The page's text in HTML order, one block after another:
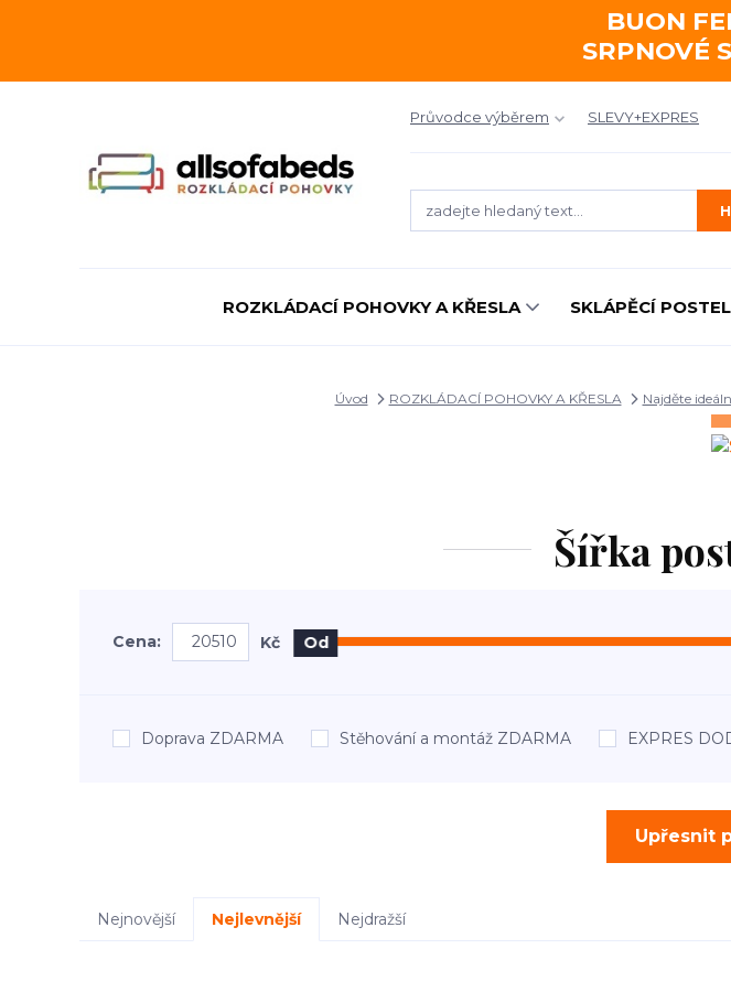
BUON
SRPNOVÉ
Průvodce výběrem SLEVY+EXPRES
ROZKLÁDACÍ POHOVKY A KŘESLA SKLÁPĚCÍ
Úvod ROZKLÁDACÍ POHOVKY A KŘESLA Najděte
Šířka
Upřesnit
Cena: Kč Od
Doprava ZDARMA Stěhování a montáž ZDARMA EXPRES
Nejnovější Nejlevnější Nejdražší